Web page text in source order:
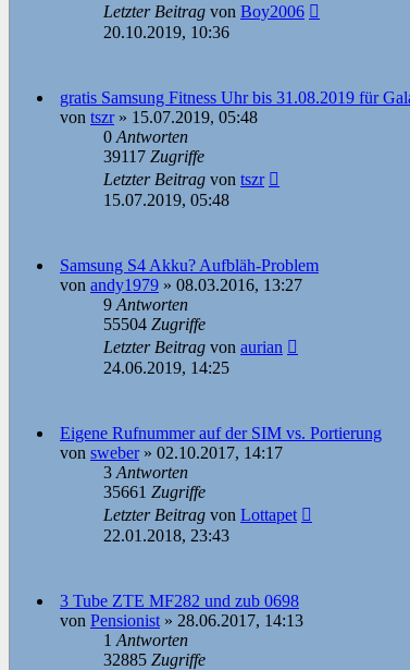
Letzter Beitrag von Boy2006
20.10.2019, 10:36
gratis Samsung Fitness Uhr bis 31.08.2019 für
von tszr» 15.07.2019, 05:48
0 Antworten
39117 Zugriffe
Letzter Beitrag von tszr
15.07.2019, 05:48
Samsung S4 Akku? Aufbläh-Problem
von andy1979 » 08.03.2016, 13:27
9 Antworten
55504 Zugriffe
Letzter Beitrag von aurian
24.06.2019, 14:25
Eigene Rufnummer auf der SIM vs. Portierung
von sweber» 02.10.2017, 14:17
3 Antworten
35661 Zugriffe
Letzter Beitrag von Lottapet
22.01.2018, 23:43
3 Tube ZTE MF282 und zub 0698
von Pensionist » 28.06.2017, 14:13
1 Antworten
32885 Zugriffe